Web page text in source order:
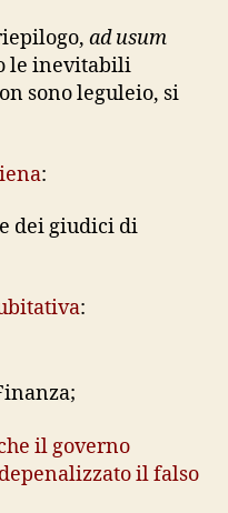
ad usum
le inevitabili
sono leguleio, si
:
dei giudici di
:
il governo
il falso